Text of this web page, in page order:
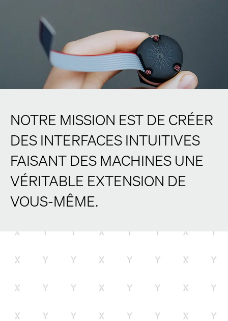
NOTRE MISSION EST DE CRÉER
DES INTERFACES INTUITIVES
FAISANT DES MACHINES UNE
VÉRITABLE EXTENSION DE
VOUS-MÊME.